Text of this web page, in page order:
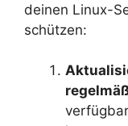
deinen Linux-
schützen: